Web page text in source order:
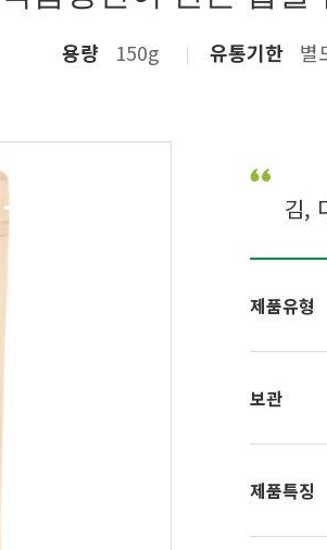
용량 150g 유통기한 별
김,
제품유형
보관
제품특징